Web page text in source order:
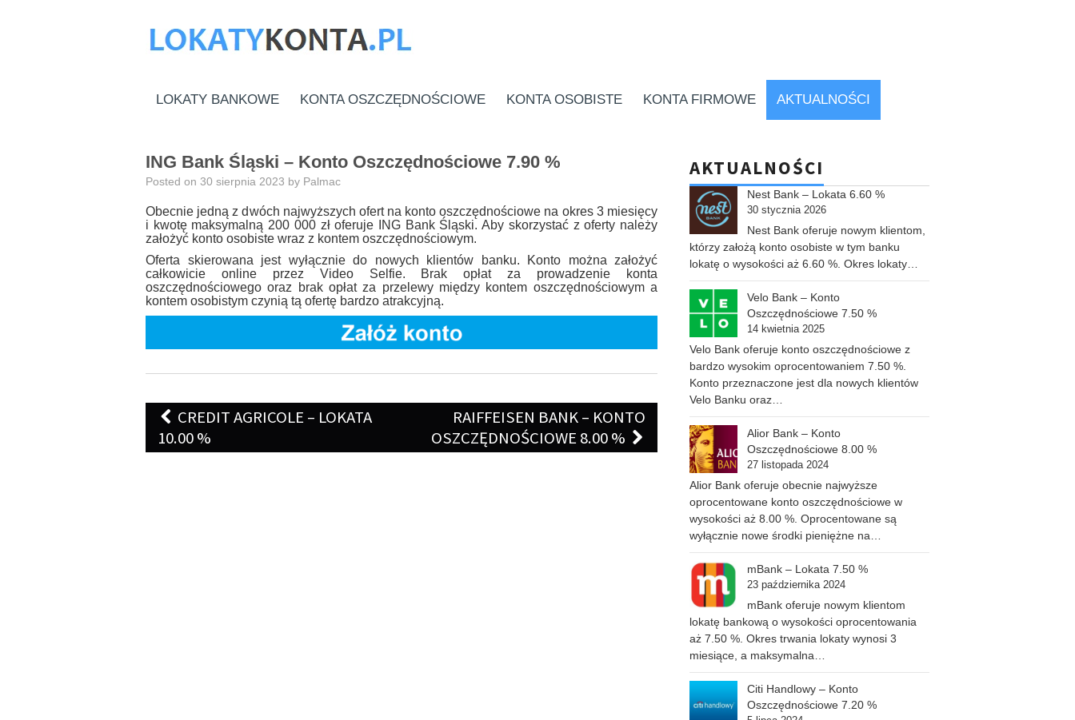
LOKATY BANKOWE KONTA OSZCZĘDNOŚCIOWE KONTA OSOBISTE KONTA FIRMOWE AKTUALNOŚCI
ING Bank Śląski – Konto Oszczędnościowe 7.90 %
Posted on 30 sierpnia 2023 by Palmac
Obecnie jedną z dwóch najwyższych ofert na konto oszczędnościowe na okres 3 miesięcy
i kwotę maksymalną 200 000 zł oferuje ING Bank Śląski. Aby skorzystać z oferty należy
założyć konto osobiste wraz z kontem oszczędnościowym.
Oferta skierowana jest wyłącznie do nowych klientów banku. Konto można założyć
całkowicie online przez Video Selfie. Brak opłat za prowadzenie konta
oszczędnościowego oraz brak opłat za przelewy między kontem oszczędnościowym a
kontem osobistym czynią tą ofertę bardzo atrakcyjną.
Post
navigation
CREDIT AGRICOLE – LOKATA
10.00 %
RAIFFEISEN BANK – KONTO
OSZCZĘDNOŚCIOWE 8.00 %
AKTUALNOŚCI
Nest Bank – Lokata 6.60 %
30 stycznia 2026
Nest Bank oferuje nowym klientom,
którzy założą konto osobiste w tym banku
lokatę o wysokości aż 6.60 %. Okres lokaty…
Velo Bank – Konto
Oszczędnościowe 7.50 %
14 kwietnia 2025
Velo Bank oferuje konto oszczędnościowe z
bardzo wysokim oprocentowaniem 7.50 %.
Konto przeznaczone jest dla nowych klientów
Velo Banku oraz…
Alior Bank – Konto
Oszczędnościowe 8.00 %
27 listopada 2024
Alior Bank oferuje obecnie najwyższe
oprocentowane konto oszczędnościowe w
wysokości aż 8.00 %. Oprocentowane są
wyłącznie nowe środki pieniężne na…
mBank – Lokata 7.50 %
23 października 2024
mBank oferuje nowym klientom
lokatę bankową o wysokości oprocentowania
aż 7.50 %. Okres trwania lokaty wynosi 3
miesiące, a maksymalna…
Citi Handlowy – Konto
Oszczędnościowe 7.20 %